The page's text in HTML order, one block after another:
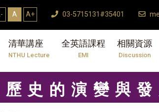
A A+ 03-5715131#35401
清華講座
NTHU Lecture
全英語課程
EMI
相關資源
Discussion
史的演變與發